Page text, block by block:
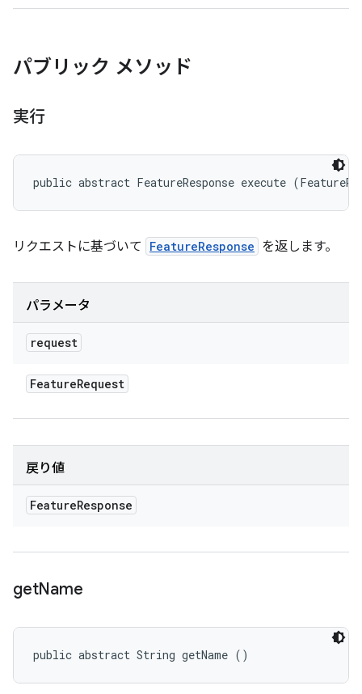
パブリック メソッド
実行
public abstract FeatureResponse execute
リクエストに基づいて FeatureResponse を返します。
パラメータ
request
FeatureRequest
戻り値
FeatureResponse
getName
public abstract String getName ()